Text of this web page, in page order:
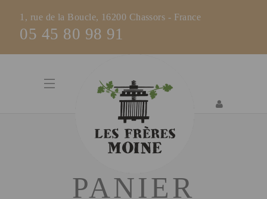
1, rue de la Boucle, 16200 Chassors - France
05 45 80 98 91
PANIER